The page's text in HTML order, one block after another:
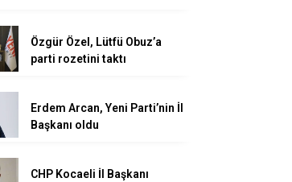
Özgür Özel, Lütfü Obuz’a
parti rozetini taktı
Erdem Arcan, Yeni Parti’nin İl
Başkanı oldu
CHP Kocaeli İl Başkanı